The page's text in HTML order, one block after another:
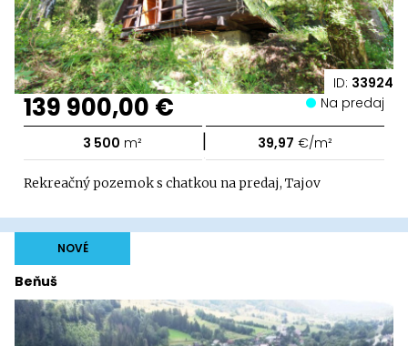
ID: 33924
139 900,00 € Na predaj
3 500 m² | 39,97 €/m²
Rekreačný pozemok s chatkou na predaj, Tajov
Beňuš
NOVÉ